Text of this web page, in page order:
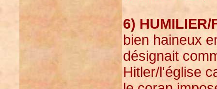
6) HUMILIER/
bien haineux
désignait
Hitler/l'église